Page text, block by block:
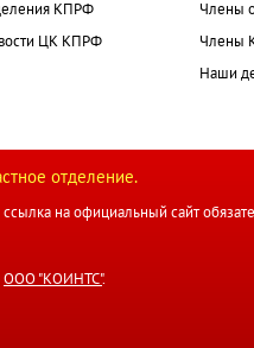
КПРФ
ЦК КПРФ
Члены
Члены
Наши
отделение.
на официальный сайт
ООО "КОИНТС".